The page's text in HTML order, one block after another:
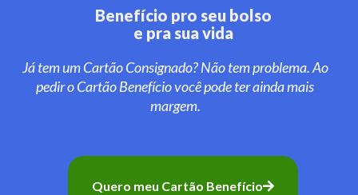
Benefício pro seu bolso
e pra sua vida
Já tem um Cartão Consignado? Não tem problema. Ao
pedir o Cartão Benefício você pode ter ainda mais
margem.
Quero meu Cartão Benefício